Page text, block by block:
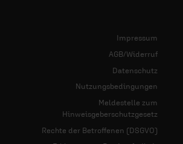
Impressum
AGB/Widerruf
Datenschutz
Nutzungsbedingungen
Meldestelle zum
Hinweisgeberschutzgesetz
Rechte der Betroffenen (DSGVO)